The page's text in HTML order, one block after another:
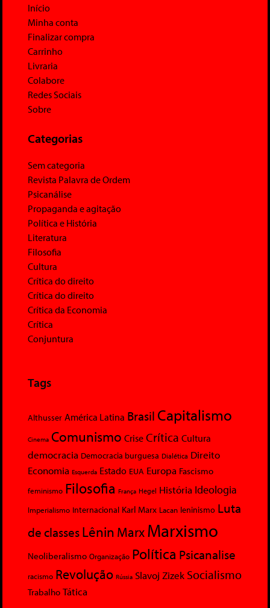
Início
Minha conta
Finalizar compra
Carrinho
Livraria
Colabore
Redes Sociais
Sobre
Categorias
Sem categoria
Revista Palavra de Ordem
Psicanálise
Propaganda e agitação
Política e História
Literatura
Filosofia
Cultura
Crítica do direito
Crítica do direito
Crítica da Economia
Crítica
Conjuntura
Tags
Althusser América Latina Brasil Capitalismo
Cinema Comunismo Crise Crítica Cultura
democracia Democracia burguesa Dialética Direito
Economia Esquerda Estado EUA Europa Fascismo
feminismo Filosofia França Hegel História Ideologia
Imperialismo Internacional Karl Marx Lacan leninismo Luta
de classesLênin MarxMarxismo
Neoliberalismo Organização Política Psicanalise
racismo Revolução Rússia Slavoj Zizek Socialismo
Trabalho Tática